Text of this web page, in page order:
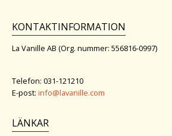
KONTAKTINFORMATION
La Vanille AB (Org. nummer: 556816-0997)
Telefon: 031-121210
E-post: info@lavanille.com
LÄNKAR